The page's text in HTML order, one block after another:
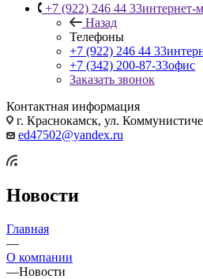
+7 (922) 246 44 33интернет-
Назад
Телефоны
+7 (922) 246 44 33
+7 (342) 200-87-33офис
Заказать звонок
Контактная информация
г. Краснокамск, ул.
ed47502@yandex.ru
Новости
Главная
—
О компании
—Новости